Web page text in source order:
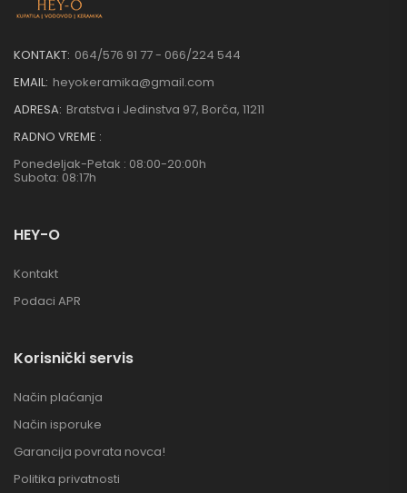
KONTAKT: 064/576 91 77 - 066/224 544
EMAIL: heyokeramika@gmail.com
ADRESA: Bratstva i Jedinstva 97, Borča, 11211
RADNO VREME :
Ponedeljak-Petak : 08:00-20:00h
Subota: 08:17h
HEY-O
Kontakt
Podaci APR
Korisnički servis
Način plaćanja
Način isporuke
Garancija povrata novca!
Politika privatnosti